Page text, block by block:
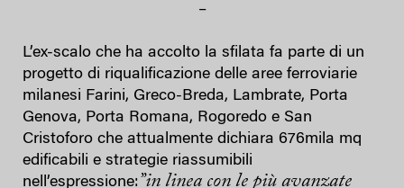
–
L’ex-scalo che ha accolto la sfilata fa parte di un
progetto di riqualificazione delle aree ferroviarie
milanesi Farini, Greco-Breda, Lambrate, Porta
Genova, Porta Romana, Rogoredo e San
Cristoforo che attualmente dichiara 676mila mq
edificabili e strategie riassumibili
nell’espressione: ”in linea con le più avanzate